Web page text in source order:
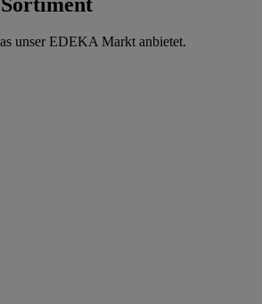
unser EDEKA Markt anbietet.